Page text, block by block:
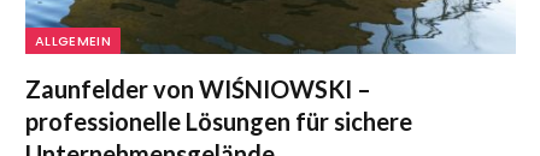
ALLGEMEIN
Zaunfelder von WIŚNIOWSKI –
professionelle Lösungen für sichere